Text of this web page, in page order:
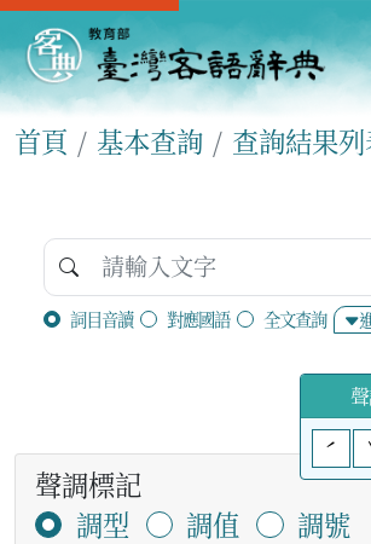
首頁 基本查詢 查詢結果
詞目音讀 對應國語 全文查詢
ˊ
聲調標記
調型
調值
調號